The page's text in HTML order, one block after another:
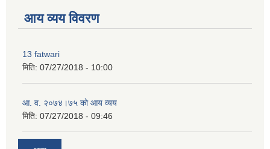
आय व्यय विवरण
13 fatwari
मिति: 07/27/2018 - 10:00
आ‍. व. २०७४।७५ काे आय व्यय
मिति: 07/27/2018 - 09:46